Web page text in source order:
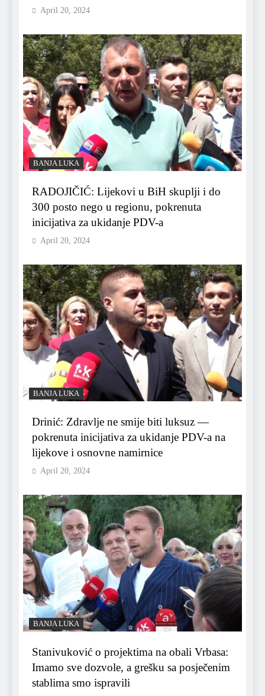
April 20, 2024
BANJA LUKA
RADOJIČIĆ: Lijekovi u BiH skuplji i do
300 posto nego u regionu, pokrenuta
inicijativa za ukidanje PDV-a
April 20, 2024
BANJA LUKA
Drinić: Zdravlje ne smije biti luksuz —
pokrenuta inicijativa za ukidanje PDV-a na
lijekove i osnovne namirnice
April 20, 2024
BANJA LUKA
Stanivuković o projektima na obali Vrbasa:
Imamo sve dozvole, a grešku sa posječenim
stablima smo ispravili